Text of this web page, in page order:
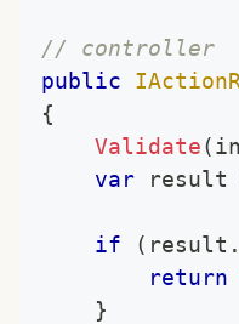
// controller
public
{
Validate(
var result
if ( result .
return
}